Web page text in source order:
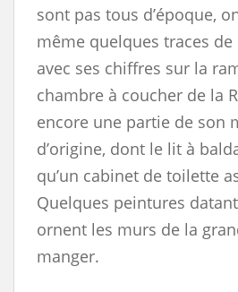
sont pas tous d’époque,
même quelques traces
avec ses chiffres sur la
chambre à coucher de la
encore une partie de son
d’origine, dont le lit à
qu’un cabinet de toilette
Quelques peintures
ornent les murs de la
manger.